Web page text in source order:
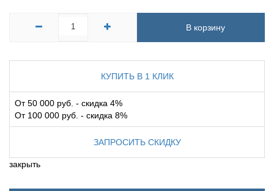
В корзину
КУПИТЬ В 1 КЛИК
От 50 000 руб. - скидка 4%
От 100 000 руб. - скидка 8%
ЗАПРОСИТЬ СКИДКУ
закрыть